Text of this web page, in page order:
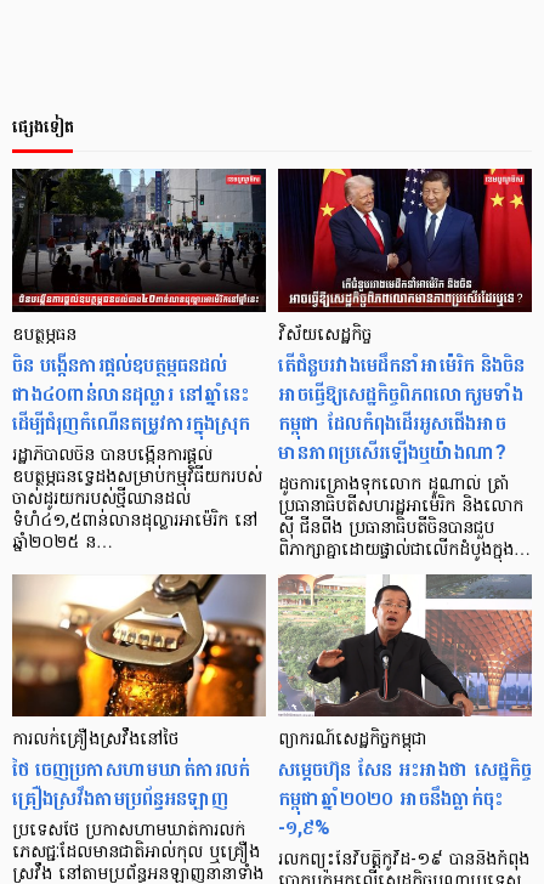
ផ្សេងទៀត
ឧបត្ថម្ភធន
ចិន បង្កើនការផ្ដល់ឧបត្ថម្ភធនដល់
ជាង៤០ពាន់លានដុល្លារ នៅឆ្នាំនេះ
ដើម្បីជំរុញកំណើនតម្រូវការក្នុងស្រុក
រដ្ឋាភិបាលចិន បានបង្កើនការផ្ដល់
ឧបត្ថម្ភធនទ្វេដងសម្រាប់កម្មវិធីយករបស់
ចាស់ដូរយករបស់ថ្មីឈានដល់
ទំហំ៤១,៥ពាន់លានដុល្លារអាម៉េរិក នៅ
ឆ្នាំ២០២៥ ន…
វិស័យសេដ្ឋកិច្ច
តើជំនួបរវាងមេដឹកនាំអាម៉េរិក និងចិន
អាចធ្វើឱ្យសេដ្ឋកិច្ចពិភពលោករួមទាំង
កម្ពុជា ដែលកំពុងដើរអូសជើងអាច
មានភាពប្រសើរឡើងឬយ៉ាងណា?
ដូចការគ្រោងទុកលោក ដូណាល់ ត្រាំ
ប្រធានាធិបតីសហរដ្ឋអាម៉េរិក និងលោក
ស៊ី ជីនពីង ប្រធានាធិបតីចិនបានជួប
ពិភាក្សាគ្នាដោយផ្ទាល់ជាលើកដំបូងក្នុង…
ការលក់​គ្រឿងស្រវឹង​នៅថៃ
ថៃ ចេញប្រកាសហាមឃាត់ការលក់
គ្រឿងស្រវឹងតាមប្រព័ន្ធអនឡាញ
ប្រទេសថៃ ប្រកាសហាមឃាត់ការលក់
ភេសជ្ជៈដែលមានជាតិអាល់កុល ឬគ្រឿង
ស្រវឹង នៅតាមប្រព័ន្ធអនឡាញនានាទាំង
ព្យាករណ៍សេដ្ឋកិច្ច​កម្ពុជា
សម្តេចហ៊ុន សែន អះអាងថា សេដ្ឋកិច្ច
កម្ពុជាឆ្នាំ២០២០ អាចនឹងធ្លាក់ចុះ
-១,៩%
រលកព្យុះនៃវិបត្តិកូវីដ-១៩ បាននិងកំពុង